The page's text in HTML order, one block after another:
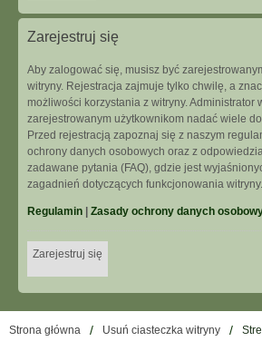
Zarejestruj się
Aby zalogować się, musisz być
witryny. Rejestracja zajmuje tylko chwilę, a
możliwości korzystania z witryny. Administrator
zarejestrowanym użytkownikom nadać wiele
Przed rejestracją zapoznaj się z naszym
ochrony danych osobowych oraz z
zadawane pytania (FAQ), gdzie jest
zagadnień dotyczących funkcjonowania witryny.
Regulamin Zasady ochrony danych
Zarejestruj się
Strona główna Usuń ciasteczka witryny